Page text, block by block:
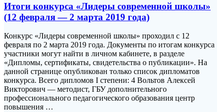
Итоги конкурса «Лидеры современной школы»
(12 февраля — 2 марта 2019 года)
Конкурс «Лидеры современной школы» проходил с 12
февраля по 2 марта 2019 года. Документы по итогам конкурса
участники могут найти в личном кабинете, в разделе
«Дипломы, сертификаты, свидетельства о публикации». На
данной странице опубликован только список дипломатов
конкурса. Всего дипломов I степени: 4 Вольтов Алексей
Викторович — методист, ГБУ дополнительного
профессионального педагогического образования центр
повышения …